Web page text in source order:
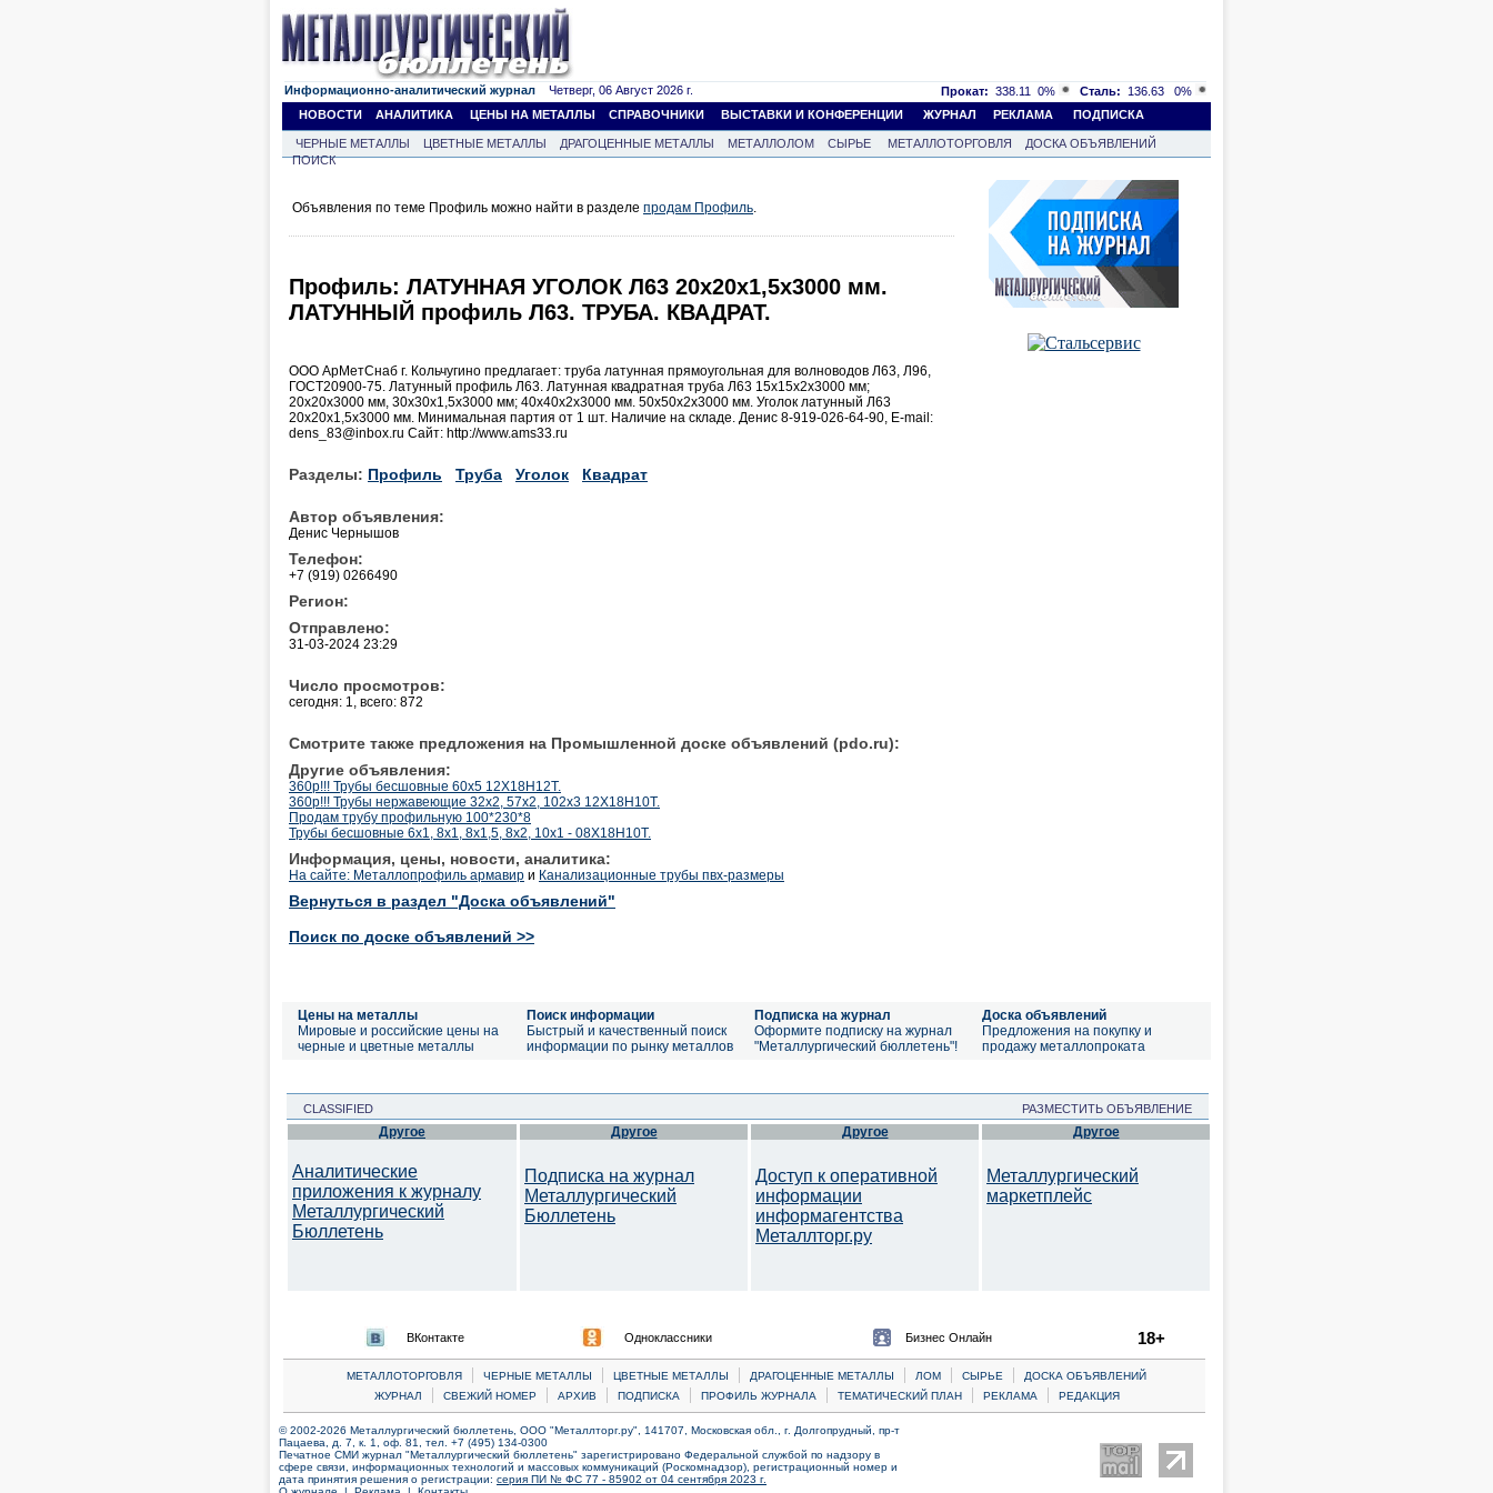
Информационно-аналитический журнал Четверг, 06 Август 2026 г. Прокат: 338.11 0% Сталь: 136.63
0%
НОВОСТИ
АНАЛИТИКА ЦЕНЫ НА МЕТАЛЛЫ СПРАВОЧНИКИ ВЫСТАВКИ И КОНФЕРЕНЦИИ ЖУРНАЛ РЕКЛАМА ПОДПИСКА
ЧЕРНЫЕ МЕТАЛЛЫ ЦВЕТНЫЕ МЕТАЛЛЫ ДРАГОЦЕННЫЕ МЕТАЛЛЫ МЕТАЛЛОЛОМ СЫРЬЕ МЕТАЛЛОТОРГОВЛЯ
ДОСКА ОБЪЯВЛЕНИЙ
ПОИСК
Объявления по теме Профиль можно найти в разделе продам Профиль.
Профиль: ЛАТУННАЯ УГОЛОК Л63 20х20х1,5х3000 мм.
ЛАТУННЫЙ профиль Л63. ТРУБА. КВАДРАТ.
ООО АрМетСнаб г. Кольчугино предлагает: труба латунная прямоугольная для волноводов Л63, Л96,
ГОСТ20900-75. Латунный профиль Л63. Латунная квадратная труба Л63 15х15х2х3000 мм;
20х20х3000 мм, 30х30х1,5х3000 мм; 40х40х2х3000 мм. 50х50х2х3000 мм. Уголок латунный Л63
20х20х1,5х3000 мм. Минимальная партия от 1 шт. Наличие на складе. Денис 8-919-026-64-90, Е-mail:
dens_83@inbox.ru Сайт: http://www.ams33.ru
Разделы: Профиль Труба Уголок Квадрат
Автор объявления:
Денис Чернышов
Телефон:
+7 (919) 0266490
Регион:
Отправлено:
31-03-2024 23:29
Число просмотров:
сегодня: 1, всего: 872
Смотрите также предложения на Промышленной доске объявлений (pdo.ru):
Другие объявления:
360р!!! Трубы бесшовные 60х5 12Х18Н12Т.
360р!!! Трубы нержавеющие 32х2, 57х2, 102х3 12Х18Н10Т.
Продам трубу профильную 100*230*8
Трубы бесшовные 6х1, 8х1, 8х1,5, 8х2, 10х1 - 08Х18Н10Т.
Информация, цены, новости, аналитика:
На сайте: Металлопрофиль армавир и Канализационные трубы пвх-размеры
Вернуться в раздел "Доска объявлений"
Поиск по доске объявлений >>
Цены на металлы
Мировые и российские цены на
черные и цветные металлы
Поиск информации
Быстрый и качественный поиск
информации по рынку металлов
Подписка на журнал
Оформите подписку на журнал
"Металлургический бюллетень"!
Доска объявлений
Предложения на покупку и
продажу металлопроката
CLASSIFIED РАЗМЕСТИТЬ ОБЪЯВЛЕНИЕ
Другое
Аналитические
приложения к журналу
Металлургический
Бюллетень
Другое
Подписка на журнал
Металлургический
Бюллетень
Другое
Доступ к оперативной
информации
информагентства
Металлторг.ру
Другое
Металлургический
маркетплейс
ВКонтакте Одноклассники Бизнес Онлайн 18+
МЕТАЛЛОТОРГОВЛЯ | ЧЕРНЫЕ МЕТАЛЛЫ | ЦВЕТНЫЕ МЕТАЛЛЫ | ДРАГОЦЕННЫЕ МЕТАЛЛЫ | ЛОМ | CЫРЬЕ |
ДОСКА ОБЪЯВЛЕНИЙ
ЖУРНАЛ
| СВЕЖИЙ НОМЕР | АРХИВ | ПОДПИСКА | ПРОФИЛЬ ЖУРНАЛА | ТЕМАТИЧЕСКИЙ ПЛАН | РЕКЛАМА | РЕДАКЦИЯ
© 2002-2026 Металлургический бюллетень, ООО "Металлторг.ру", 141707, Московская обл., г. Долгопрудный, пр-т
Пацаева, д. 7, к. 1, оф. 81, тел. +7 (495) 134-0300
Печатное СМИ журнал "Металлургический бюллетень" зарегистрировано Федеральной службой по надзору в
сфере связи, информационных технологий и массовых коммуникаций (Роскомнадзор), регистрационный номер и
дата принятия решения о регистрации: серия ПИ № ФС 77 - 85902 от 04 сентября 2023 г.